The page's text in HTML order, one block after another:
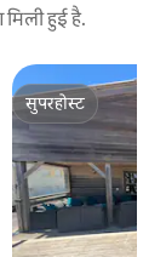
हुई है.
सुपरहोस्ट
सुपरहोस्ट